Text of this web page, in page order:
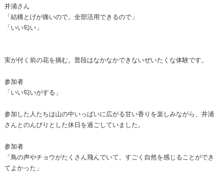
井浦さん
「結構とげが痛いので。全部活用できるので」
「いい匂い」
実が付く前の花を摘む。普段はなかなかできないぜいたくな体験です。
参加者
「いい匂いがする」
参加した人たちは山の中いっぱいに広がる甘い香りを楽しみながら、井浦
さんとのんびりとした休日を過ごしていました。
参加者
「鳥の声やチョウがたくさん飛んでいて、すごく自然を感じることができ
てよかった」